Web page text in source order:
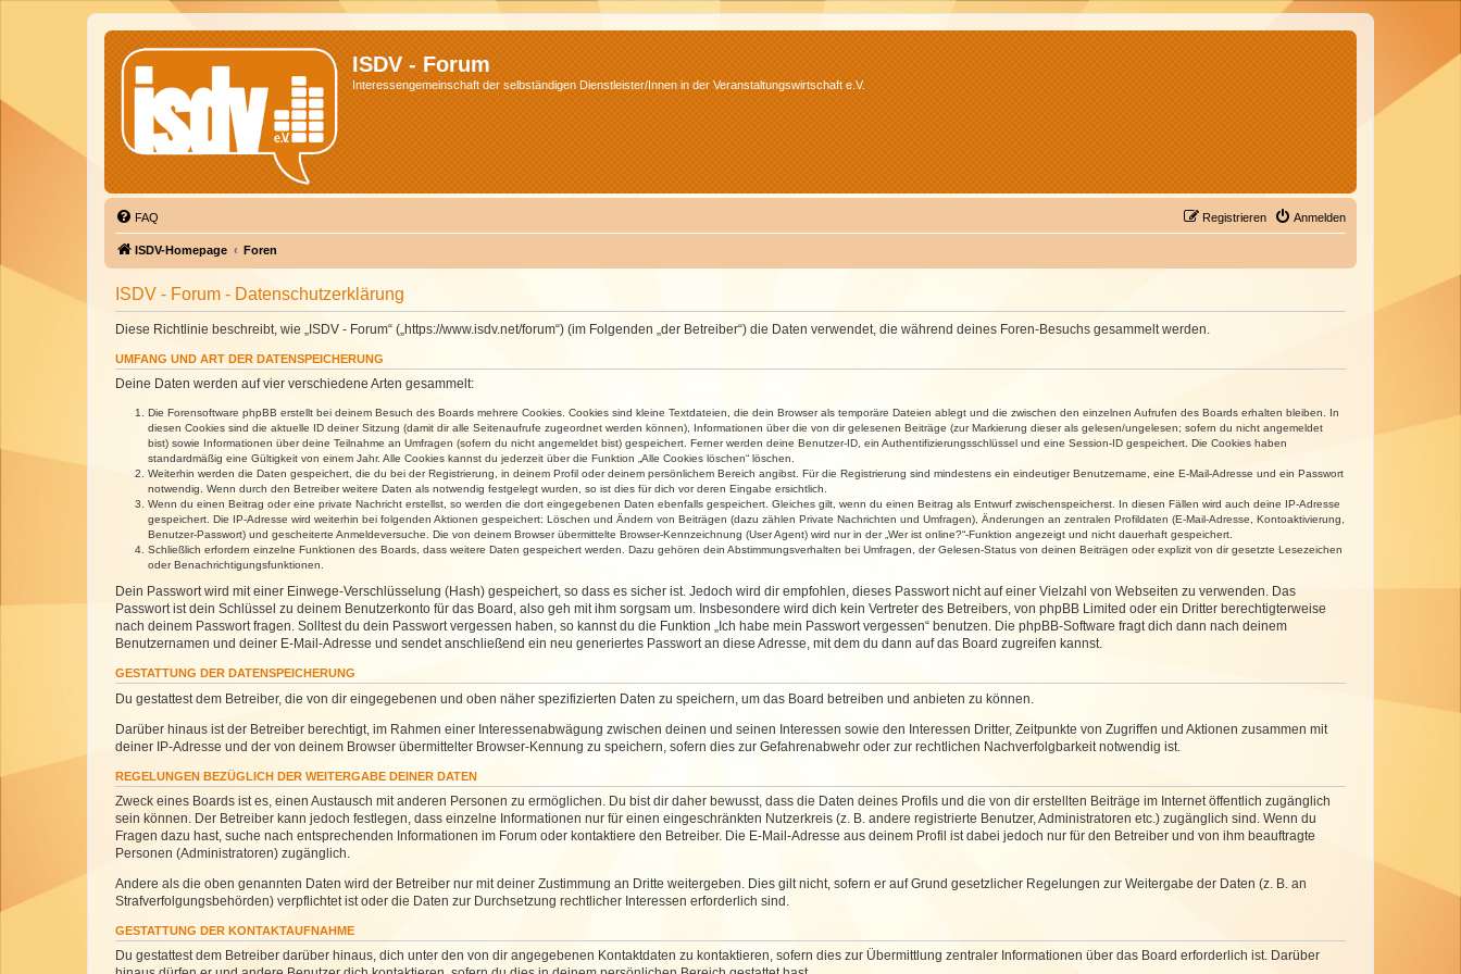
ISDV - Forum
Interessengemeinschaft der selbständigen Dienstleister/Innen in der Veranstaltungswirtschaft e.V.
FAQ Anmelden
Registrieren
ISDV-Homepage Foren
ISDV - Forum - Datenschutzerklärung
Diese Richtlinie beschreibt, wie „ISDV - Forum“ („https://www.isdv.net/forum“) (im Folgenden „der Betreiber“) die Daten verwendet, die während deines Foren-Besuchs gesammelt werden.
UMFANG UND ART DER DATENSPEICHERUNG
Deine Daten werden auf vier verschiedene Arten gesammelt:
Die Forensoftware phpBB erstellt bei deinem Besuch des Boards mehrere Cookies. Cookies sind kleine Textdateien, die dein Browser als temporäre Dateien ablegt und die zwischen den einzelnen Aufrufen des Boards erhalten bleiben. In
diesen Cookies sind die aktuelle ID deiner Sitzung (damit dir alle Seitenaufrufe zugeordnet werden können), Informationen über die von dir gelesenen Beiträge (zur Markierung dieser als gelesen/ungelesen; sofern du nicht angemeldet
bist) sowie Informationen über deine Teilnahme an Umfragen (sofern du nicht angemeldet bist) gespeichert. Ferner werden deine Benutzer-ID, ein Authentifizierungsschlüssel und eine Session-ID gespeichert. Die Cookies haben
standardmäßig eine Gültigkeit von einem Jahr. Alle Cookies kannst du jederzeit über die Funktion „Alle Cookies löschen“ löschen.
Weiterhin werden die Daten gespeichert, die du bei der Registrierung, in deinem Profil oder deinem persönlichem Bereich angibst. Für die Registrierung sind mindestens ein eindeutiger Benutzername, eine E-Mail-Adresse und ein Passwort
notwendig. Wenn durch den Betreiber weitere Daten als notwendig festgelegt wurden, so ist dies für dich vor deren Eingabe ersichtlich.
Wenn du einen Beitrag oder eine private Nachricht erstellst, so werden die dort eingegebenen Daten ebenfalls gespeichert. Gleiches gilt, wenn du einen Beitrag als Entwurf zwischenspeicherst. In diesen Fällen wird auch deine IP-Adresse
gespeichert. Die IP-Adresse wird weiterhin bei folgenden Aktionen gespeichert: Löschen und Ändern von Beiträgen (dazu zählen Private Nachrichten und Umfragen), Änderungen an zentralen Profildaten (E-Mail-Adresse, Kontoaktivierung,
Benutzer-Passwort) und gescheiterte Anmeldeversuche. Die von deinem Browser übermittelte Browser-Kennzeichnung (User Agent) wird nur in der „Wer ist online?“-Funktion angezeigt und nicht dauerhaft gespeichert.
Schließlich erfordern einzelne Funktionen des Boards, dass weitere Daten gespeichert werden. Dazu gehören dein Abstimmungsverhalten bei Umfragen, der Gelesen-Status von deinen Beiträgen oder explizit von dir gesetzte Lesezeichen
oder Benachrichtigungsfunktionen.
Dein Passwort wird mit einer Einwege-Verschlüsselung (Hash) gespeichert, so dass es sicher ist. Jedoch wird dir empfohlen, dieses Passwort nicht auf einer Vielzahl von Webseiten zu verwenden. Das
Passwort ist dein Schlüssel zu deinem Benutzerkonto für das Board, also geh mit ihm sorgsam um. Insbesondere wird dich kein Vertreter des Betreibers, von phpBB Limited oder ein Dritter berechtigterweise
nach deinem Passwort fragen. Solltest du dein Passwort vergessen haben, so kannst du die Funktion „Ich habe mein Passwort vergessen“ benutzen. Die phpBB-Software fragt dich dann nach deinem
Benutzernamen und deiner E-Mail-Adresse und sendet anschließend ein neu generiertes Passwort an diese Adresse, mit dem du dann auf das Board zugreifen kannst.
GESTATTUNG DER DATENSPEICHERUNG
Du gestattest dem Betreiber, die von dir eingegebenen und oben näher spezifizierten Daten zu speichern, um das Board betreiben und anbieten zu können.
Darüber hinaus ist der Betreiber berechtigt, im Rahmen einer Interessenabwägung zwischen deinen und seinen Interessen sowie den Interessen Dritter, Zeitpunkte von Zugriffen und Aktionen zusammen mit
deiner IP-Adresse und der von deinem Browser übermittelter Browser-Kennung zu speichern, sofern dies zur Gefahrenabwehr oder zur rechtlichen Nachverfolgbarkeit notwendig ist.
REGELUNGEN BEZÜGLICH DER WEITERGABE DEINER DATEN
Zweck eines Boards ist es, einen Austausch mit anderen Personen zu ermöglichen. Du bist dir daher bewusst, dass die Daten deines Profils und die von dir erstellten Beiträge im Internet öffentlich zugänglich
sein können. Der Betreiber kann jedoch festlegen, dass einzelne Informationen nur für einen eingeschränkten Nutzerkreis (z. B. andere registrierte Benutzer, Administratoren etc.) zugänglich sind. Wenn du
Fragen dazu hast, suche nach entsprechenden Informationen im Forum oder kontaktiere den Betreiber. Die E-Mail-Adresse aus deinem Profil ist dabei jedoch nur für den Betreiber und von ihm beauftragte
Personen (Administratoren) zugänglich.
Andere als die oben genannten Daten wird der Betreiber nur mit deiner Zustimmung an Dritte weitergeben. Dies gilt nicht, sofern er auf Grund gesetzlicher Regelungen zur Weitergabe der Daten (z. B. an
Strafverfolgungsbehörden) verpflichtet ist oder die Daten zur Durchsetzung rechtlicher Interessen erforderlich sind.
GESTATTUNG DER KONTAKTAUFNAHME
Du gestattest dem Betreiber darüber hinaus, dich unter den von dir angegebenen Kontaktdaten zu kontaktieren, sofern dies zur Übermittlung zentraler Informationen über das Board erforderlich ist. Darüber